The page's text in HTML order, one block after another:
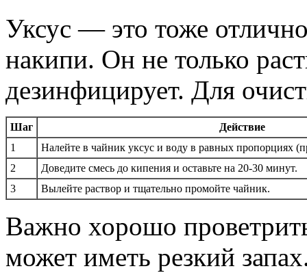
Уксус — это тоже
накипи. Он не только
дезинфицирует. Для
Шаг
Действие
1
Налейте в чайник уксус и воду в равных пропорциях
2
Доведите смесь до кипения и оставьте на 20-30 минут.
3
Вылейте раствор и тщательно промойте чайник.
Важно хорошо
может иметь резкий